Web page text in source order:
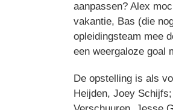
aanpassen? Alex
vakantie, Bas (die
opleidingsteam mee
een weergaloze goal
De opstelling is als
Heijden, Joey